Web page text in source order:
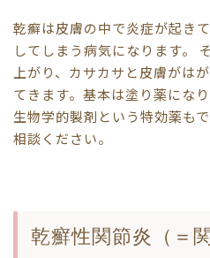
乾癬は皮膚の中で炎症が起き
してしまう病気になります。
上がり、カサカサと皮膚がは
てきます。基本は塗り薬にな
生物学的製剤という特効薬も
相談ください。
乾癬性関節炎（＝